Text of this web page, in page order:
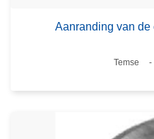
Aanranding van de
Plaats
Temse